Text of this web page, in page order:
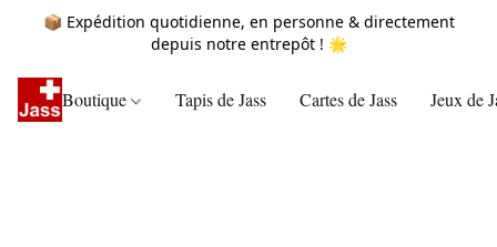
📦 Expédition quotidienne, en personne & directement
depuis notre entrepôt ! 🌟
Boutique Tapis de Jass Cartes de Jass Jeux de